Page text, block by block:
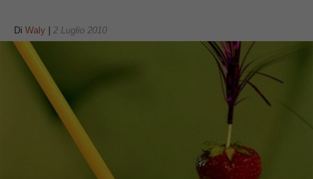
Di Waly 2 Luglio 2010